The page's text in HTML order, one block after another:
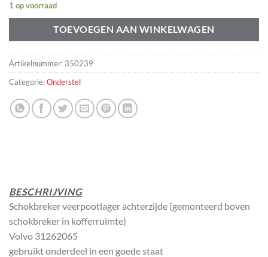
1 op voorraad
TOEVOEGEN AAN WINKELWAGEN
Artikelnummer: 350239
Categorie:Onderstel
BESCHRIJVING
Schokbreker veerpootlager achterzijde (gemonteerd boven
schokbreker in kofferruimte)
Volvo 31262065
gebruikt onderdeel in een goede staat